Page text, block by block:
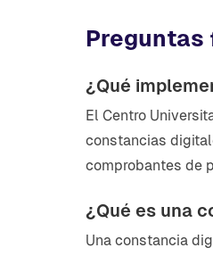
¿Qué
El Centro
constancias
comprobantes de
¿Qué es una
Una constancia